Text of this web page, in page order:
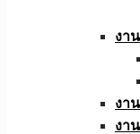
งา
งา
งา